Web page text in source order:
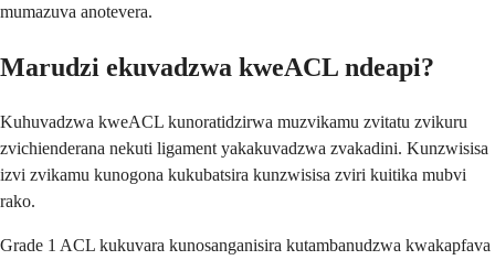
mumazuva anotevera.
Marudzi ekuvadzwa kweACL ndeapi?
Kuhuvadzwa kweACL kunoratidzirwa muzvikamu zvitatu zvikuru
zvichienderana nekuti ligament yakakuvadzwa zvakadini. Kunzwisisa
izvi zvikamu kunogona kukubatsira kunzwisisa zviri kuitika mubvi
rako.
Grade 1 ACL kukuvara kunosanganisira kutambanudzwa kwakapfava